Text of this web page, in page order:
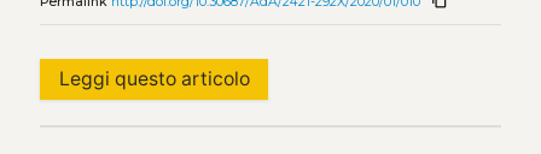
Leggi questo articolo